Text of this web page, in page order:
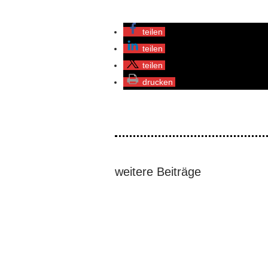
teilen
teilen
teilen
drucken
weitere Beiträge